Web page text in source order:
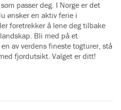
passer deg. I Norge er det
ønsker en aktiv ferie i
foretrekker å lene deg tilbake
Bli med på et
av verdens fineste togturer, stå
fjordutsikt. Valget er ditt!